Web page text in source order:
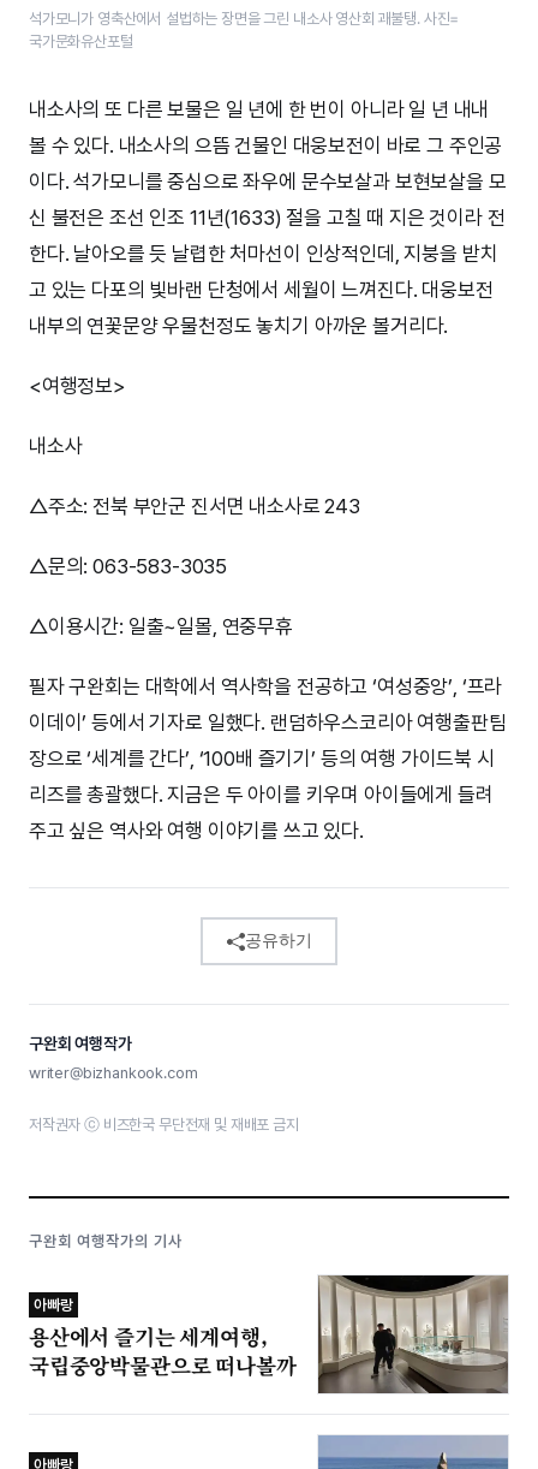
석가모니가 영축산에서 설법하는 장면을 그린 내소사 영산회 괘불탱. 사진=
국가문화유산포털
내소사의 또 다른 보물은 일 년에 한 번이 아니라 일 년 내내
볼 수 있다. 내소사의 으뜸 건물인 대웅보전이 바로 그 주인공
이다. 석가모니를 중심으로 좌우에 문수보살과 보현보살을 모
신 불전은 조선 인조 11년(1633) 절을 고칠 때 지은 것이라 전
한다. 날아오를 듯 날렵한 처마선이 인상적인데, 지붕을 받치
고 있는 다포의 빛바랜 단청에서 세월이 느껴진다. 대웅보전
내부의 연꽃문양 우물천정도 놓치기 아까운 볼거리다.
<여행정보>
내소사
△주소: 전북 부안군 진서면 내소사로 243
△문의: 063-583-3035
△이용시간: 일출~일몰, 연중무휴
필자 구완회는 대학에서 역사학을 전공하고 ‘여성중앙’, ‘프라
이데이’ 등에서 기자로 일했다. 랜덤하우스코리아 여행출판팀
장으로 ‘세계를 간다’, ‘100배 즐기기’ 등의 여행 가이드북 시
리즈를 총괄했다. 지금은 두 아이를 키우며 아이들에게 들려
주고 싶은 역사와 여행 이야기를 쓰고 있다.
공유하기
구완회 여행작가
writer@bizhankook.com
저작권자 ⓒ 비즈한국 무단전재 및 재배포 금지
구완회 여행작가의 기사
아빠랑
용산에서 즐기는 세계여행,
국립중앙박물관으로 떠나볼까
아빠랑